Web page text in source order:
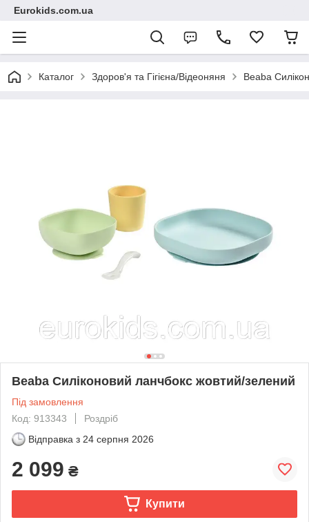
Eurokids.com.ua
Каталог Здоров'я та Гігієна/Відеоняня Beaba
Beaba Силіконовий ланчбокс жовтий/зелений
Під замовлення
Код: 913343
Роздріб
Відправка з 24 серпня 2026
2 099 ₴
Купити